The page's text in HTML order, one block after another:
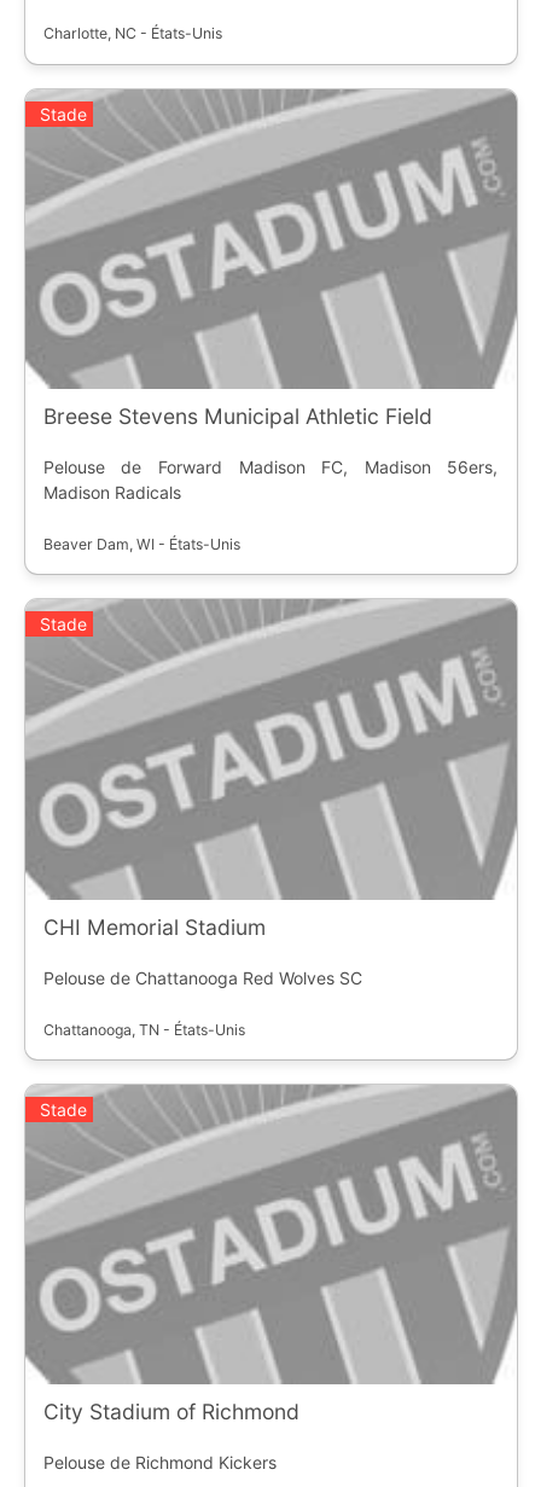
Charlotte, NC - États-Unis
Stade
Breese Stevens Municipal Athletic Field
Pelouse de Forward Madison FC, Madison 56ers,
Madison Radicals
Beaver Dam, WI - États-Unis
Stade
CHI Memorial Stadium
Pelouse de Chattanooga Red Wolves SC
Chattanooga, TN - États-Unis
Stade
City Stadium of Richmond
Pelouse de Richmond Kickers